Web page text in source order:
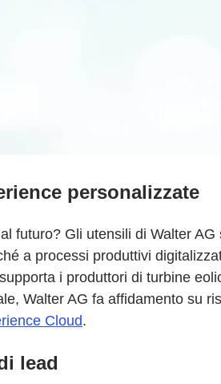
personalizzate
futuro? Gli utensili di Walter
a processi produttivi
i produttori di turbine
Walter AG fa affidamento su
Cloud.
lead